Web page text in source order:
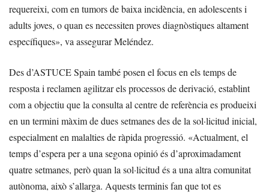
requereixi, com en tumors de baixa incidència, en adolescents i
adults joves, o quan es necessiten proves diagnòstiques altament
específiques», va assegurar Meléndez.
Des d’ASTUCE Spain també posen el focus en els temps de
resposta i reclamen agilitzar els processos de derivació, establint
com a objectiu que la consulta al centre de referència es produeixi
en un termini màxim de dues setmanes des de la sol·licitud inicial,
especialment en malalties de ràpida progressió. «Actualment, el
temps d’espera per a una segona opinió és d’aproximadament
quatre setmanes, però quan la sol·licitud és a una altra comunitat
autònoma, això s’allarga. Aquests terminis fan que tot es